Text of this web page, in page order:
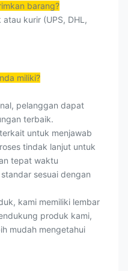
barang?
kurir (UPS, DHL,
miliki?
pelanggan dapat
terbaik.
untuk menjawab
tindak lanjut untuk
tepat waktu
sesuai dengan
kami memiliki lembar
produk kami,
mudah mengetahui